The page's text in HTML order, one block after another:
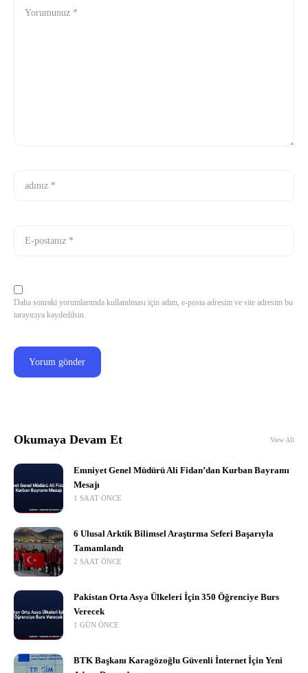
Daha sonraki yorumlarımda kullanılması için adım, e-posta adresim ve site adresim bu
tarayıcıya kaydedilsin.
Okumaya Devam Et View All
Emniyet Genel Müdürü Ali Fidan’dan Kurban Bayramı
Mesajı
1 SAAT ÖNCE
6 Ulusal Arktik Bilimsel Araştırma Seferi Başarıyla
Tamamlandı
2 SAAT ÖNCE
Pakistan Orta Asya Ülkeleri İçin 350 Öğrenciye Burs
Verecek
1 GÜN ÖNCE
BTK Başkanı Karagözoğlu Güvenli İnternet İçin Yeni